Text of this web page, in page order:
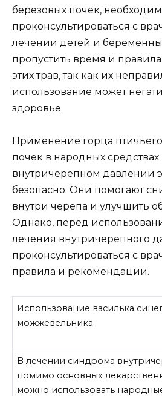
березовых почек,
проконсультироваться с
лечении детей и
пропустить время и
этих трав, так как их
использование может
здоровье.
Применение горца
почек в народных средствах
внутричерепном давлении
безопасно. Они помогают
внутри черепа и улучшить
Однако, перед
лечения внутричерепного
проконсультироваться с
правила и рекомендации.
Использование василька
можжевельника
В лечении синдрома
помимо основных
можно использовать